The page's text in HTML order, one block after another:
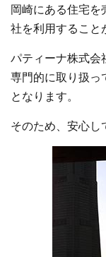
岡崎にある住宅を
社を利用すること
パティーナ株式会
専門的に取り扱っ
となります。
そのため、安心し